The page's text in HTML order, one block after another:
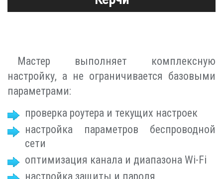
Мастер выполняет комплексную
настройку, а не ограничивается базовыми
параметрами:
проверка роутера и текущих настроек
настройка параметров беспроводной
сети
оптимизация канала и диапазона Wi-Fi
настройка защиты и пароля